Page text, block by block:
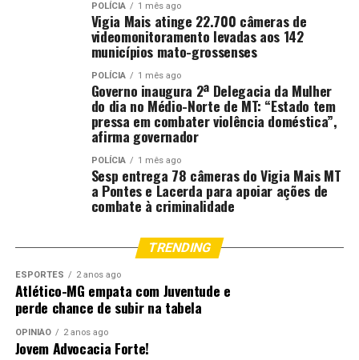
POLÍCIA 1 mês ago
Vigia Mais atinge 22.700 câmeras de
videomonitoramento levadas aos 142
municípios mato-grossenses
POLÍCIA 1 mês ago
Governo inaugura 2ª Delegacia da Mulher
do dia no Médio-Norte de MT: “Estado tem
pressa em combater violência doméstica”,
afirma governador
POLÍCIA 1 mês ago
Sesp entrega 78 câmeras do Vigia Mais MT
a Pontes e Lacerda para apoiar ações de
combate à criminalidade
TRENDING
ESPORTES 2 anos ago
Atlético-MG empata com Juventude e
perde chance de subir na tabela
OPINIÃO 2 anos ago
Jovem Advocacia Forte!